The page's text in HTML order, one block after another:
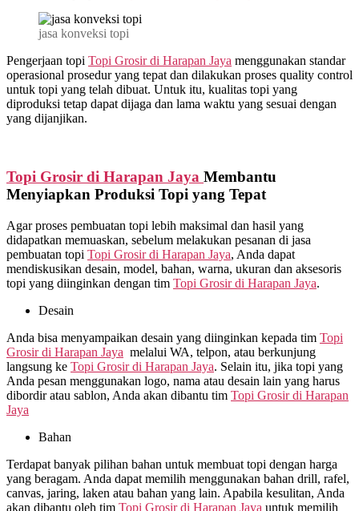
jasa konveksi topi
Pengerjaan topi Topi Grosir di Harapan Jaya menggunakan standar
operasional prosedur yang tepat dan dilakukan proses quality control
untuk topi yang telah dibuat. Untuk itu, kualitas topi yang
diproduksi tetap dapat dijaga dan lama waktu yang sesuai dengan
yang dijanjikan.
Topi Grosir di Harapan Jaya Membantu
Menyiapkan Produksi Topi yang Tepat
Agar proses pembuatan topi lebih maksimal dan hasil yang
didapatkan memuaskan, sebelum melakukan pesanan di jasa
pembuatan topi Topi Grosir di Harapan Jaya, Anda dapat
mendiskusikan desain, model, bahan, warna, ukuran dan aksesoris
topi yang diinginkan dengan tim Topi Grosir di Harapan Jaya.
Desain
Anda bisa menyampaikan desain yang diinginkan kepada tim Topi
Grosir di Harapan Jaya melalui WA, telpon, atau berkunjung
langsung ke Topi Grosir di Harapan Jaya. Selain itu, jika topi yang
Anda pesan menggunakan logo, nama atau desain lain yang harus
dibordir atau sablon, Anda akan dibantu tim Topi Grosir di Harapan
Jaya
Bahan
Terdapat banyak pilihan bahan untuk membuat topi dengan harga
yang beragam. Anda dapat memilih menggunakan bahan drill, rafel,
canvas, jaring, laken atau bahan yang lain. Apabila kesulitan, Anda
akan dibantu oleh tim Topi Grosir di Harapan Jaya untuk memilih